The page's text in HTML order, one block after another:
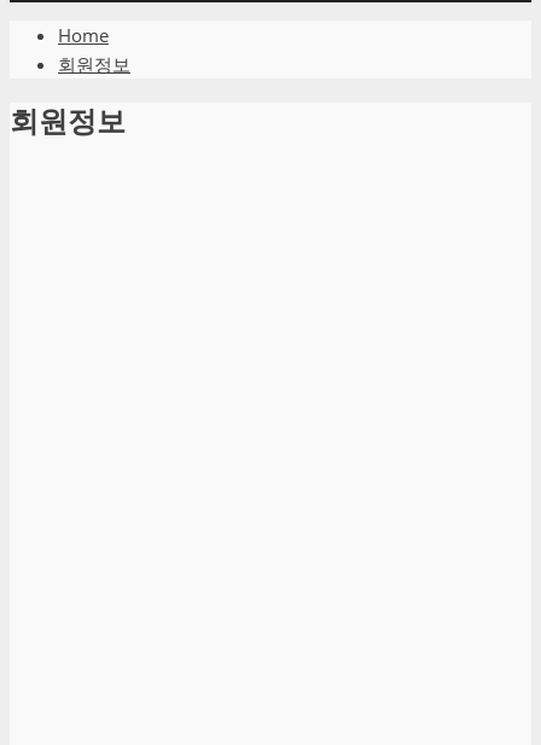
Home
회원정보
회원정보